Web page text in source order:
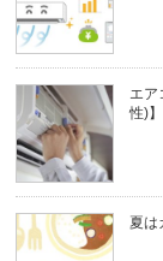
エア
性)】
夏は